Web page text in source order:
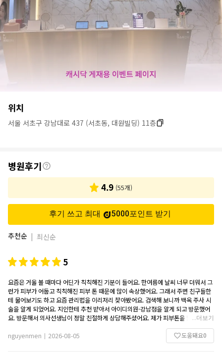
병
원
위치
서울 서초구 강남대로 437 (서초동, 대원빌딩) 11층
후
기
병원후기
4.9 (55개)
후기 쓰고 최대 5000포인트 받기
추천순 | 최신순
5
요즘은 거울 볼 때마다 어딘가 칙칙해진 기분이 들어요. 한여름에 날씨 너무 더워서 그
런가 피부가 어둡고 칙칙해진 피부 톤 때문에 많이 속상했어요. 그래서 주변 친구들한
테 물어보기도 하고 요즘 관리법을 이리저리 찾아봤어요. 검색해 보니까 백옥 주사 시
술을 알게 되었어요. 지인한테 추천 받아서 아이디의원-강남점을 알게 되고 방문했어
요. 방문해서 의사선생님이 정말 친절하게 상담해주셨어요. 제가 피부톤을 맑고 환하
게 개선하길 원해서 톤업 백옥주사를 하시라고 하셨어요. 시술을 받기 전에 소독을 해
주시고 백옥주사 해주셨어요.시술 후 일시적으로 약간 부었는데 다음날부터 점점 괞찬
더보기
nguyenmen | 2026-08-05 도움돼요0